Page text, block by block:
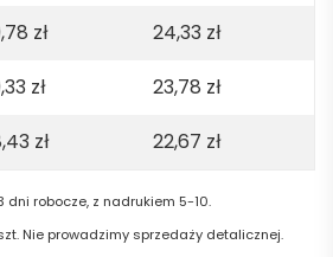
zł 24,33 zł
zł 23,78 zł
zł 22,67 zł
dni robocze, z nadrukiem 5-10.
Nie prowadzimy sprzedaży detalicznej.